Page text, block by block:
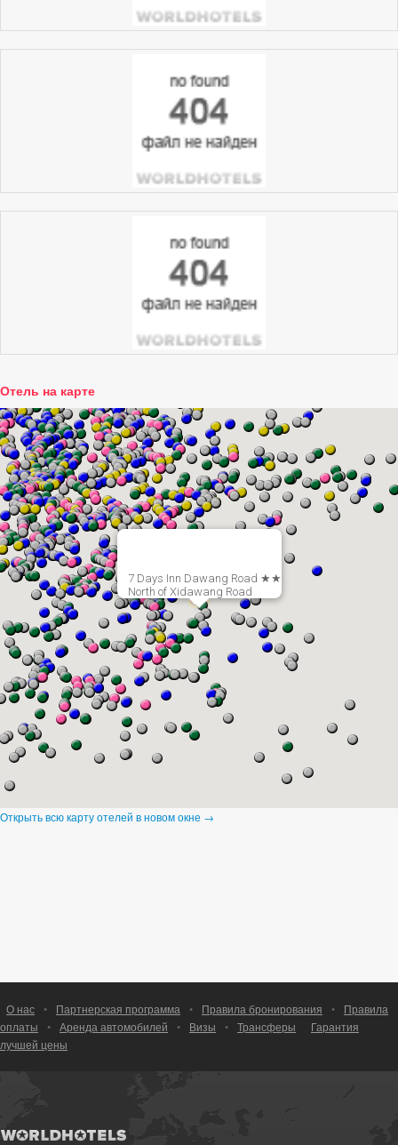
Отель на карте
7 Days Inn Dawang Road ★★
North of Xidawang Road
Открыть всю карту отелей в новом окне →
О нас • Партнерская программа • Правила бронирования •
Правила
оплаты
• Аренда автомобилей • Визы • Трансферы
Гарантия
лучшей цены